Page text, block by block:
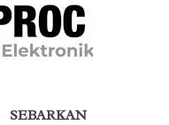
SEBARKAN